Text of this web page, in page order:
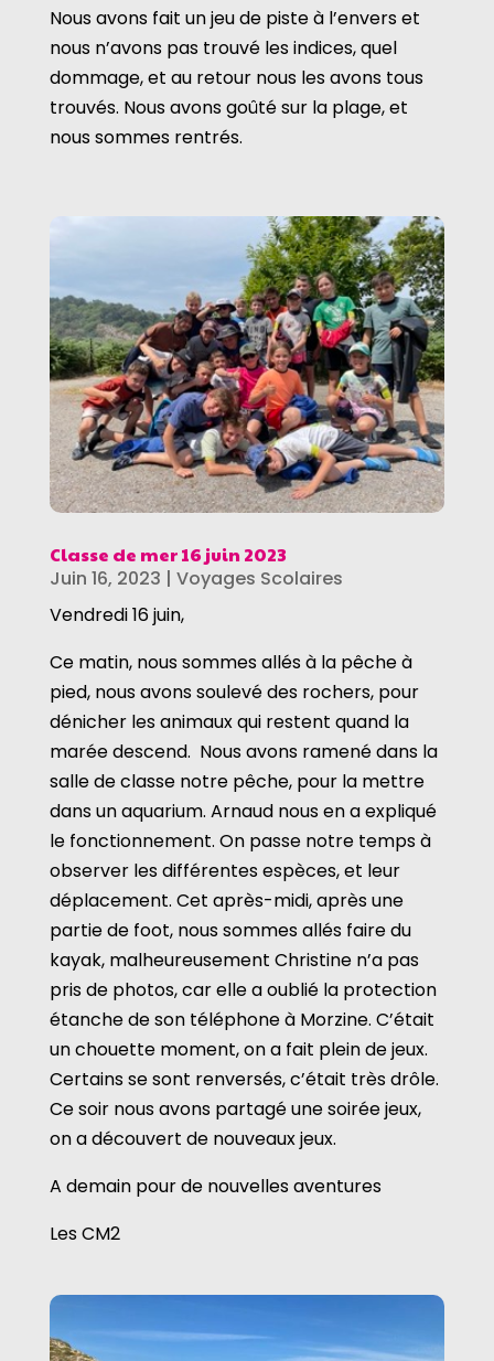
Nous avons fait un jeu de piste à l’envers et
nous n’avons pas trouvé les indices, quel
dommage, et au retour nous les avons tous
trouvés. Nous avons goûté sur la plage, et
nous sommes rentrés.
Classe de mer 16 juin 2023
Juin 16, 2023 | Voyages Scolaires
Vendredi 16 juin,
Ce matin, nous sommes allés à la pêche à
pied, nous avons soulevé des rochers, pour
dénicher les animaux qui restent quand la
marée descend. Nous avons ramené dans la
salle de classe notre pêche, pour la mettre
dans un aquarium. Arnaud nous en a expliqué
le fonctionnement. On passe notre temps à
observer les différentes espèces, et leur
déplacement. Cet après-midi, après une
partie de foot, nous sommes allés faire du
kayak, malheureusement Christine n’a pas
pris de photos, car elle a oublié la protection
étanche de son téléphone à Morzine. C’était
un chouette moment, on a fait plein de jeux.
Certains se sont renversés, c’était très drôle.
Ce soir nous avons partagé une soirée jeux,
on a découvert de nouveaux jeux.
A demain pour de nouvelles aventures
Les CM2